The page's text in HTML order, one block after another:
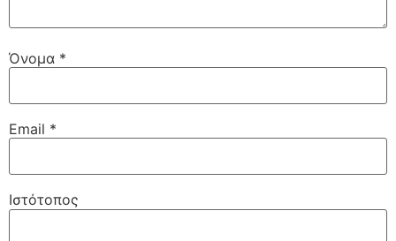
Όνομα *
Email *
Ιστότοπος